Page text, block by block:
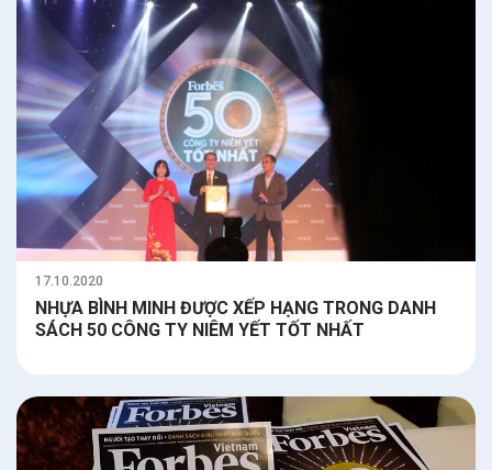
17.10.2020
NHỰA BÌNH MINH ĐƯỢC XẾP HẠNG TRONG DANH
SÁCH 50 CÔNG TY NIÊM YẾT TỐT NHẤT